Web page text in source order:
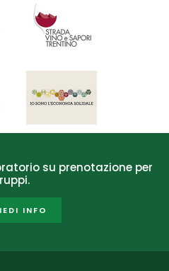
su prenotazione per
INFO